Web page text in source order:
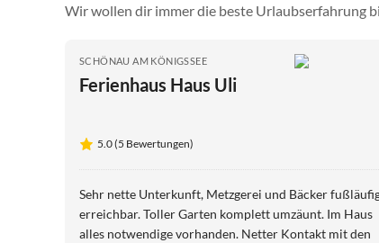
Wir wollen dir immer die beste Urlaubserfahrung
SCHÖNAU AM KÖNIGSSEE
Ferienhaus Haus Uli
5.0 (5 Bewertungen)
Sehr nette Unterkunft, Metzgerei und Bäcker
erreichbar. Toller Garten komplett umzäunt. Im Haus
alles notwendige vorhanden. Netter Kontakt mit den